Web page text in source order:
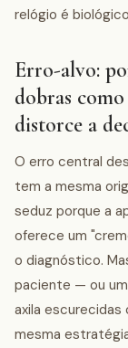
relógio é
Erro-alvo:
dobras como
distorce a
O erro central
tem a mesma
seduz porque a
oferece um
o diagnóstico.
paciente — ou
axila escurecidas
mesma